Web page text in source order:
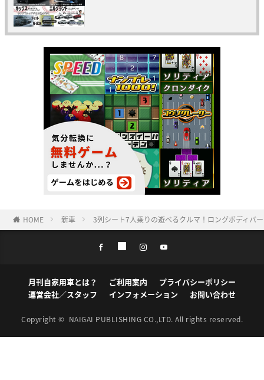
HOME 新車 3列シート7人乗りの遊べるクルマ！ロングボディバ
月刊自家用車とは？ ご利用案内
プライバシーポリシー
運営会社／スタッフ
インフォメーション お問い合わせ
Copyright © NAIGAI PUBLISHING CO.,LTD. All rights reserved.